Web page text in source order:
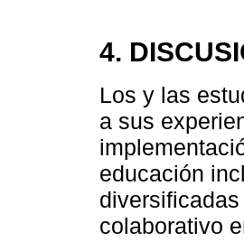
4.
Los y las
a sus
educación
colaborativo